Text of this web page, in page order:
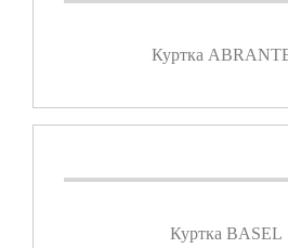
Куртка
Куртка BASEL